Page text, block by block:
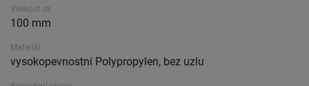
Velikost ok
100 mm
Materiál
vysokopevnostní Polypropylen, bez uzlu